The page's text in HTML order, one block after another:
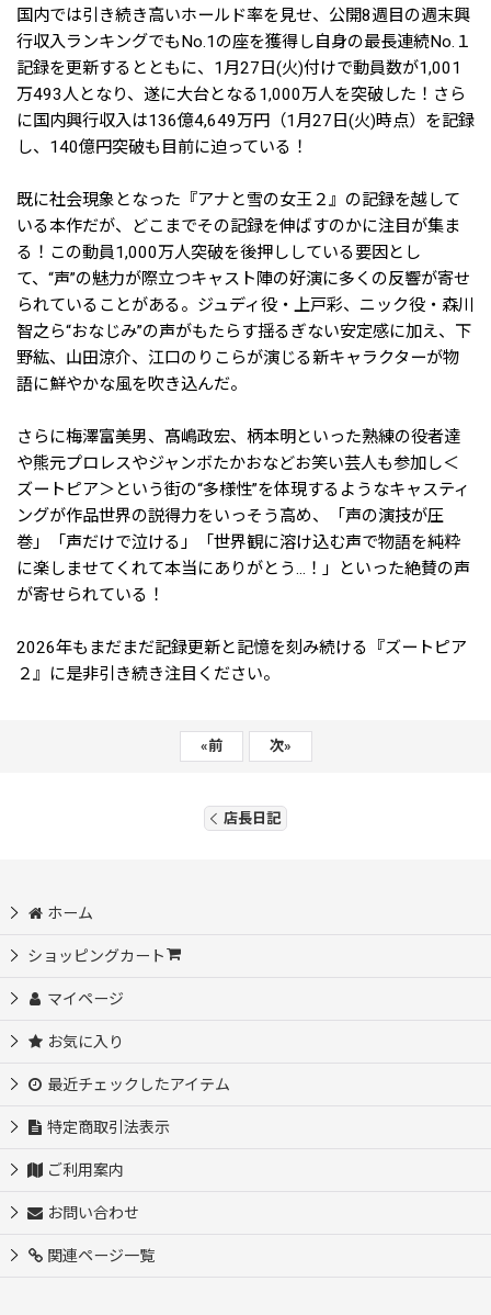
国内では引き続き高いホールド率を見せ、公開8週目の週末興
行収入ランキングでもNo.1の座を獲得し自身の最長連続No.１
記録を更新するとともに、1月27日(火)付けで動員数が1,001
万493人となり、遂に大台となる1,000万人を突破した！さら
に国内興行収入は136億4,649万円（1月27日(火)時点）を記録
し、140億円突破も目前に迫っている！
既に社会現象となった『アナと雪の女王２』の記録を越して
いる本作だが、どこまでその記録を伸ばすのかに注目が集ま
る！この動員1,000万人突破を後押ししている要因とし
て、“声”の魅力が際立つキャスト陣の好演に多くの反響が寄せ
られていることがある。ジュディ役・上戸彩、ニック役・森川
智之ら“おなじみ”の声がもたらす揺るぎない安定感に加え、下
野紘、山田涼介、江口のりこらが演じる新キャラクターが物
語に鮮やかな風を吹き込んだ。
さらに梅澤富美男、髙嶋政宏、柄本明といった熟練の役者達
や熊元プロレスやジャンボたかおなどお笑い芸人も参加し＜
ズートピア＞という街の“多様性”を体現するようなキャスティ
ングが作品世界の説得力をいっそう高め、「声の演技が圧
巻」「声だけで泣ける」「世界観に溶け込む声で物語を純粋
に楽しませてくれて本当にありがとう…！」といった絶賛の声
が寄せられている！
2026年もまだまだ記録更新と記憶を刻み続ける『ズートピア
２』に是非引き続き注目ください。
«前 次»
店長日記
ホーム
ショッピングカート
マイページ
お気に入り
最近チェックしたアイテム
特定商取引法表示
ご利用案内
お問い合わせ
関連ページ一覧